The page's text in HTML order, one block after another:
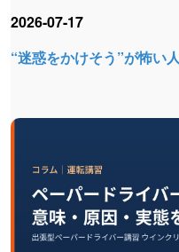
“迷惑をかけそう”が怖い
2026-07-17